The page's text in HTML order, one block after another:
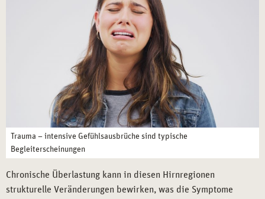
Trauma – intensive Gefühlsausbrüche sind typische
Begleiterscheinungen
Chronische Überlastung kann in diesen Hirnregionen
strukturelle Veränderungen bewirken, was die Symptome